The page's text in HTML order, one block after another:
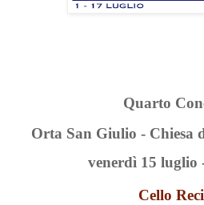
Quarto
Orta San Giulio - Chiesa
venerdì 15 luglio
Cello